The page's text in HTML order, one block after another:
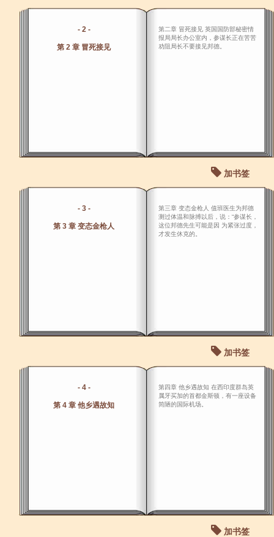
- 2 -
第 2 章 冒死接见
第二章 冒死接见 英国国防部秘密情
报局局长办公室内，参谋长正在苦苦
劝阻局长不要接见邦德。
加书签
- 3 -
第 3 章 变态金枪人
第三章 变态金枪人 值班医生为邦德
测过体温和脉搏以后，说：“参谋长，
这位邦德先生可能是因 为紧张过度，
才发生休克的。
加书签
- 4 -
第 4 章 他乡遇故知
第四章 他乡遇故知 在西印度群岛英
属牙买加的首都金斯顿，有一座设备
简陋的国际机场。
加书签